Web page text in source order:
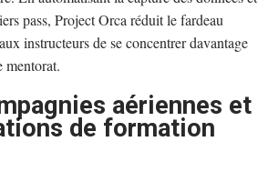
pass, Project Orca réduit le fardeau
instructeurs de se concentrer davantage
mentorat.
aériennes et
de formation